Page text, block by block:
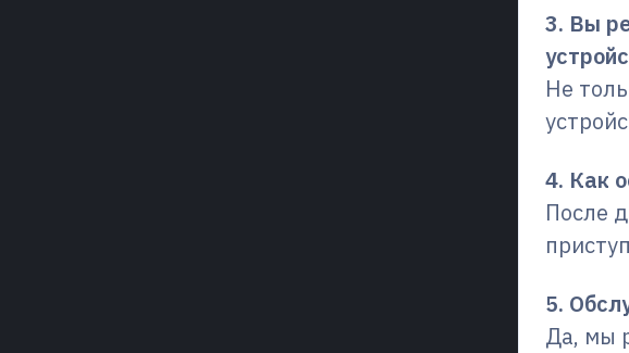
3. Вы
Не
4. Как
После
5.
Да, мы